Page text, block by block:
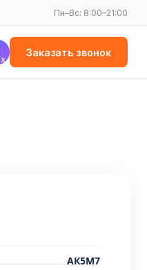
Пн–Вс: 8:00–21:00
Заказать звонок
АК5М7